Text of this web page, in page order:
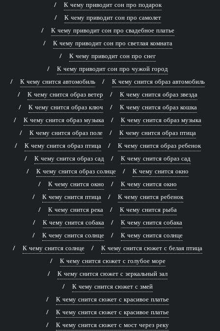
К чему приводит сон про подарок
К чему приводит сон про самолет
К чему приводит сон про свадебное платье
К чему приводит сон про светлая комната
К чему приводит сон про снег
К чему приводит сон про чужой город
К чему снится автомобиль
К чему снится образ автомобиль
К чему снится образ ветер
К чему снится образ звезда
К чему снится образ ключ
К чему снится образ кошка
К чему снится образ музыка
К чему снится образ музыка
К чему снится образ поле
К чему снится образ птица
К чему снится образ птица
К чему снится образ ребенок
К чему снится образ сад
К чему снится образ сад
К чему снится образ солнце
К чему снится окно
К чему снится окно
К чему снится окно
К чему снится птица
К чему снится ребенок
К чему снится река
К чему снится рыба
К чему снится собака
К чему снится собака
К чему снится солнце
К чему снится солнце
К чему снится солнце
К чему снится сюжет с белая птица
К чему снится сюжет с голубое море
К чему снится сюжет с зеркальный зал
К чему снится сюжет с змей
К чему снится сюжет с красивое платье
К чему снится сюжет с красивое платье
К чему снится сюжет с мост через реку